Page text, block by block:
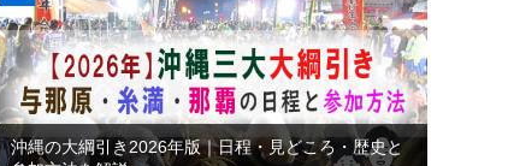
沖縄の大綱引き2026年版｜日程・見どころ・歴史と